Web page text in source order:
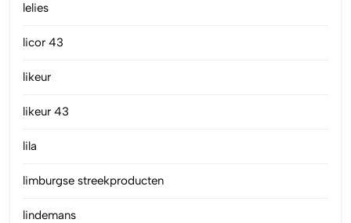
lelies
licor 43
likeur
likeur 43
lila
limburgse streekproducten
lindemans